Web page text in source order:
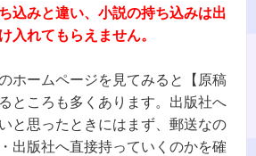
込みと違い、小説の持ち込みは出
入れてもらえません。
ホームページを見てみると【原稿
ところも多くあります。出版社へ
と思ったときにはまず、郵送なの
出版社へ直接持っていくのかを確